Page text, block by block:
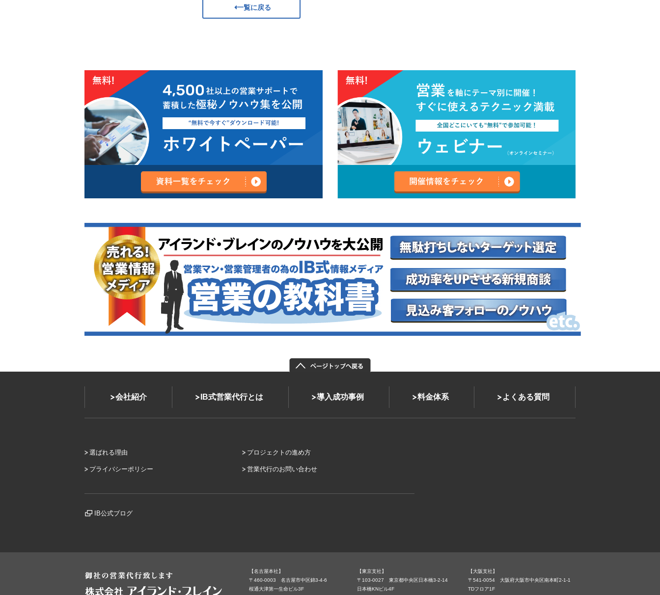
一覧に戻る
会社紹介 IB式営業代行とは 導入成功事例 料金体系 よくある質問
選ばれる理由 プロジェクトの進め方
プライバシーポリシー 営業代行のお問い合わせ
IB公式ブログ
【名古屋本社】
〒460-0003 名古屋市中区錦3-4-6
桜通大津第一生命ビル3F
【東京支社】
〒103-0027 東京都中央区日本橋3-2-14
日本橋KNビル4F
【大阪支社】
〒541-0054 大阪府大阪市中央区南本町2-1-1
TDフロア1F